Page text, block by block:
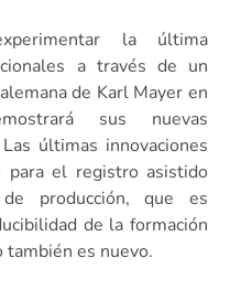
la última
a través de un
de Karl Mayer en
sus nuevas
últimas innovaciones
para el registro asistido
producción, que es
de la formación
también es nuevo.